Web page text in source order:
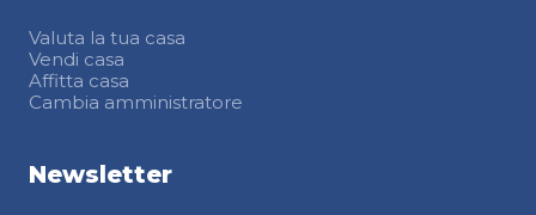
Valuta la tua casa
Vendi casa
Affitta casa
Cambia amministratore
Newsletter